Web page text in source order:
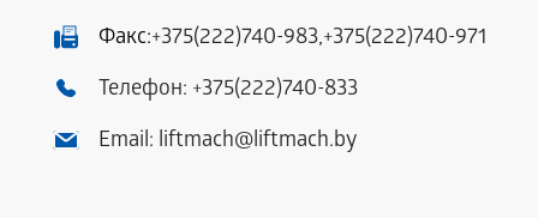
Факс:+375(222)740-983,+375(222)740-971
Телефон: +375(222)740-833
Email: liftmach@liftmach.by